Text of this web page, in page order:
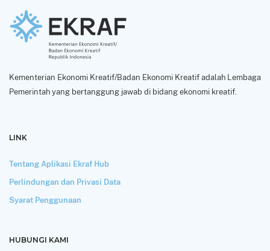
Kementerian Ekonomi Kreatif/Badan Ekonomi Kreatif adalah Lembaga
Pemerintah yang bertanggung jawab di bidang ekonomi kreatif.
LINK
Tentang Aplikasi Ekraf Hub
Perlindungan dan Privasi Data
Syarat Penggunaan
HUBUNGI KAMI